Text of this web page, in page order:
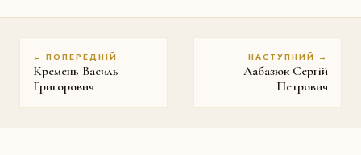
← ПОПЕРЕДНІЙ
Кремень Василь
Григорович
НАСТУПНИЙ →
Лабазюк Сергій
Петрович